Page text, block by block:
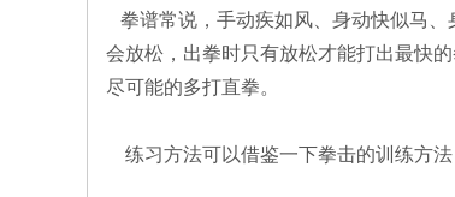
拳谱常说，手动疾如风、身动快似马
会放松，出拳时只有放松才能打出最快
尽可能的多打直拳。
练习方法可以借鉴一下拳击的训练方法